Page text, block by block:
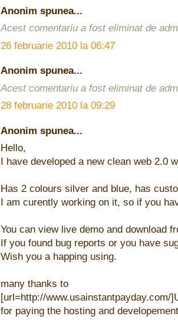
Anonim spunea...
Acest comentariu a fost eliminat de
26 februarie 2010 la 06:47
Anonim spunea...
Acest comentariu a fost eliminat de
28 februarie 2010 la 09:29
Anonim spunea...
Hello,
I have developed a new clean web 2.0
Has 2 colours silver and blue, has
I am curently working on it, so if you
You can view live demo and download
If you found bug reports or you have
Wish you a happing using.
many thanks to
[url=http://www.usainstantpayday.com/
for paying the hosting and